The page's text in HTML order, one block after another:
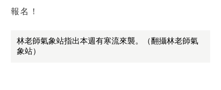
報名！
林老師氣象站指出本週有寒流來襲。（翻攝林老師氣
象站）